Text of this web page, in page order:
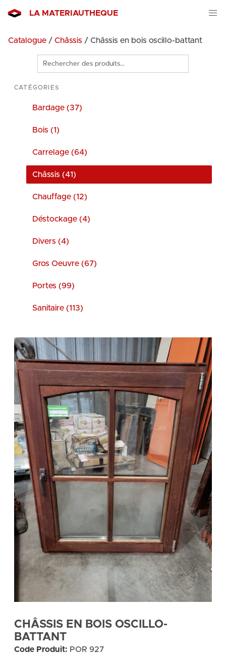
LA MATERIAUTHEQUE
Catalogue / Châssis / Châssis en bois oscillo-battant
Rechercher
des
produits
CATÉGORIES
Bardage (37)
Bois (1)
Carrelage (64)
Châssis (41)
Chauffage (12)
Déstockage (4)
Divers (4)
Gros Oeuvre (67)
Portes (99)
Sanitaire (113)
CHÂSSIS EN BOIS OSCILLO-
BATTANT
Code Produit: POR 927